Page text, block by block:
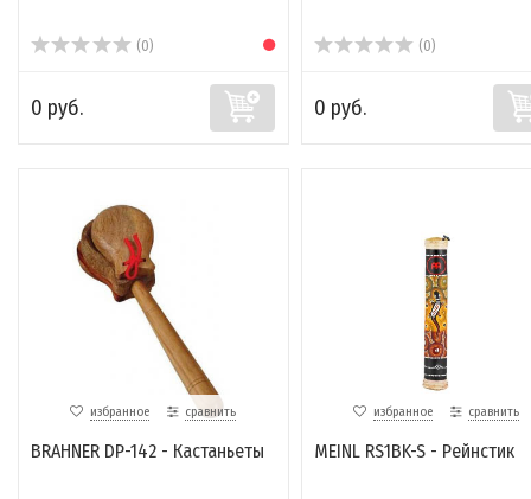
(0)
0 руб.
(0)
0 руб.
избранное сравнить
BRAHNER DP-142 - Кастаньеты
избранное сравнить
MEINL RS1BK-S - Рейнстик